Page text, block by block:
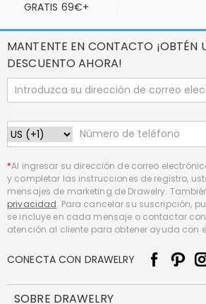
GRATIS 69€+
MANTENTE EN CONTACTO ¡OBTÉN
DESCUENTO AHORA!
*Al ingresar su dirección de correo
y completar las instrucciones de registro,
mensajes de marketing de Drawelry.
privacidad. Para cancelar su suscripción,
se incluye en cada mensaje o contactar
atención al cliente para obtener ayuda con
CONECTA CON DRAWELRY
SOBRE DRAWELRY